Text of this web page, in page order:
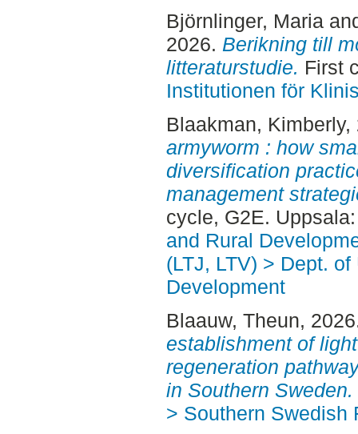
Björnlinger, Maria
2026. Berikning till
litteraturstudie. First
Institutionen för
Blaakman, Kimberly,
armyworm : how
diversification
management
cycle, G2E.
and Rural
(LTJ, LTV) > Dept.
Development
Blaauw, Theun,
establishment of
regeneration
in Southern Sweden.
> Southern Swedish